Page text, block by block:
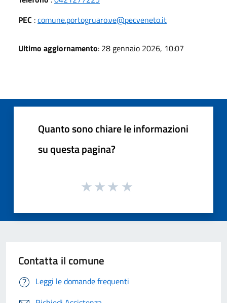
PEC :comune.portogruaro.ve@pecveneto.it
Ultimo aggiornamento: 28 gennaio 2026, 10:07
Quanto sono chiare le informazioni
su questa pagina?
Contatta il comune
Leggi le domande frequenti